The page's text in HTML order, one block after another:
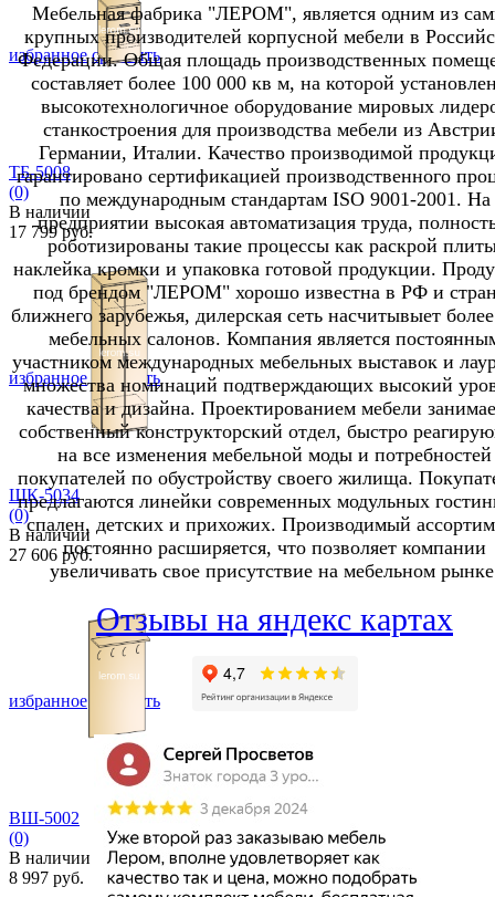
избранное сравнить
избранное сравнить
ТБ-5008
(0)
В наличии
17 799 руб.
избранное сравнить
ШК-5034
(0)
В наличии
27 606 руб.
ВШ-5002
(0)
В наличии
8 997 руб.
Мебельная фабрика "ЛЕРОМ", является одним из
крупных производителей корпусной мебели в
Федерации. Общая площадь производственных
составляет более 100 000 кв м, на которой
высокотехнологичное оборудование мировых
станкостроения для производства мебели из
Германии, Италии. Качество производимой
гарантировано сертификацией производственного
по международным стандартам ISO 9001-2001. На
предприятии высокая автоматизация труда,
роботизированы такие процессы как раскрой
наклейка кромки и упаковка готовой продукции.
под брендом "ЛЕРОМ" хорошо известна в РФ и
ближнего зарубежья, дилерская сеть насчитывыет
мебельных салонов. Компания является
участником международных мебельных выставок и
множества номинаций подтверждающих высокий
качества и дизайна. Проектированием мебели
собственный конструкторский отдел, быстро
на все изменения мебельной моды и потребностей
покупателей по обустройству своего жилища.
предлагаются линейки современных модульных
спален, детских и прихожих. Производимый
постоянно расширяется, что позволяет компании
увеличивать свое присутствие на мебельном
Отзывы на яндекс картах